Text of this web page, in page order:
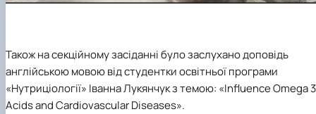
Також на секційному засіданні було заслухано доповідь
англійською мовою від студентки освітньої програми
«Нутриціології» Іванна Лукянчук з темою: «InfluenceOmega3
AcidsandCardiovascularDiseases».